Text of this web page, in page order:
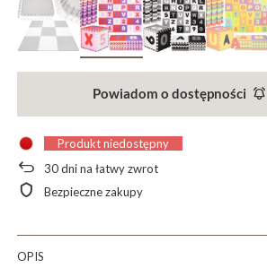
Powiadom o dostępności
Produkt niedostępny
30dni na łatwy zwrot
Bezpieczne zakupy
OPIS